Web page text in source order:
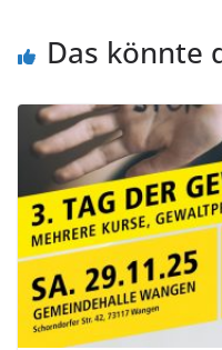
Das könnte